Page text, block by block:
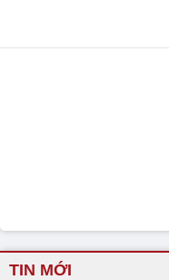
TIN MỚI